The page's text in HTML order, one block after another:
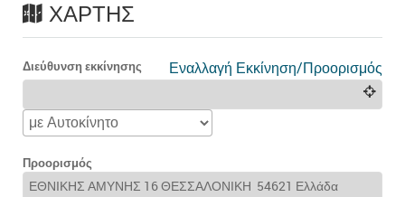
ΧΆΡΤΗΣ
Εναλλαγή Εκκίνηση/Προορισμός
Διεύθυνση εκκίνησης
Προορισμός